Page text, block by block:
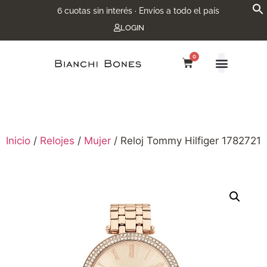
6 cuotas sin interés · Envíos a todo el país
LOGIN
0
Inicio / Relojes / Mujer / Reloj Tommy Hilfiger 1782721